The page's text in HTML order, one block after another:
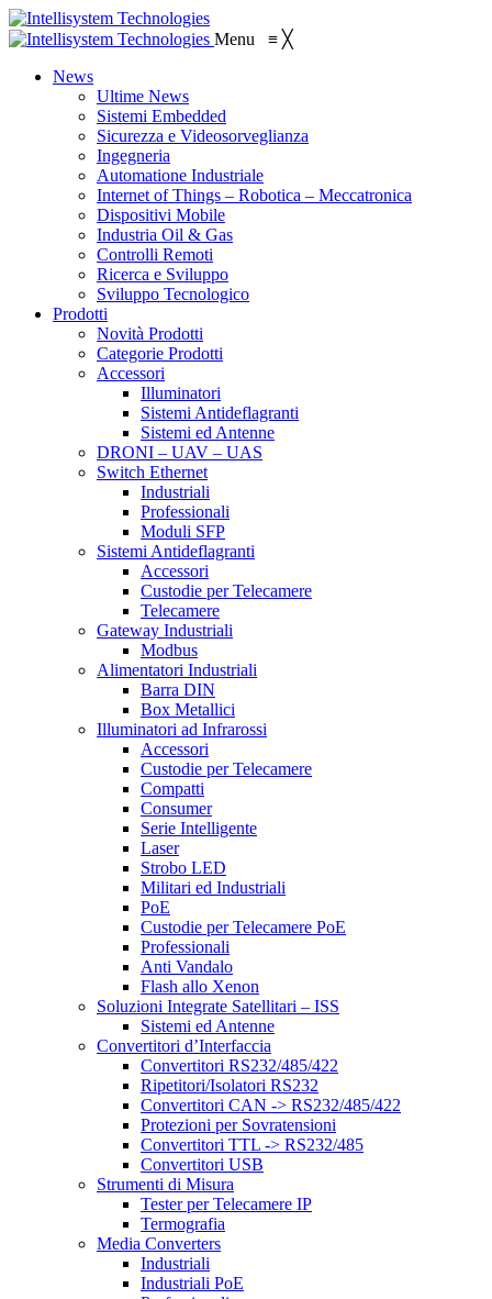
Menu ≡ ╳
News
Ultime News
Sistemi Embedded
Sicurezza e Videosorveglianza
Ingegneria
Automatione Industriale
Internet of Things – Robotica – Meccatronica
Dispositivi Mobile
Industria Oil & Gas
Controlli Remoti
Ricerca e Sviluppo
Sviluppo Tecnologico
Prodotti
Novità Prodotti
Categorie Prodotti
Accessori
Illuminatori
Sistemi Antideflagranti
Sistemi ed Antenne
DRONI – UAV – UAS
Switch Ethernet
Industriali
Professionali
Moduli SFP
Sistemi Antideflagranti
Accessori
Custodie per Telecamere
Telecamere
Gateway Industriali
Modbus
Alimentatori Industriali
Barra DIN
Box Metallici
Illuminatori ad Infrarossi
Accessori
Custodie per Telecamere
Compatti
Consumer
Serie Intelligente
Laser
Strobo LED
Militari ed Industriali
PoE
Custodie per Telecamere PoE
Professionali
Anti Vandalo
Flash allo Xenon
Soluzioni Integrate Satellitari – ISS
Sistemi ed Antenne
Convertitori d’Interfaccia
Convertitori RS232/485/422
Ripetitori/Isolatori RS232
Convertitori CAN -> RS232/485/422
Protezioni per Sovratensioni
Convertitori TTL -> RS232/485
Convertitori USB
Strumenti di Misura
Tester per Telecamere IP
Termografia
Media Converters
Industriali
Industriali PoE